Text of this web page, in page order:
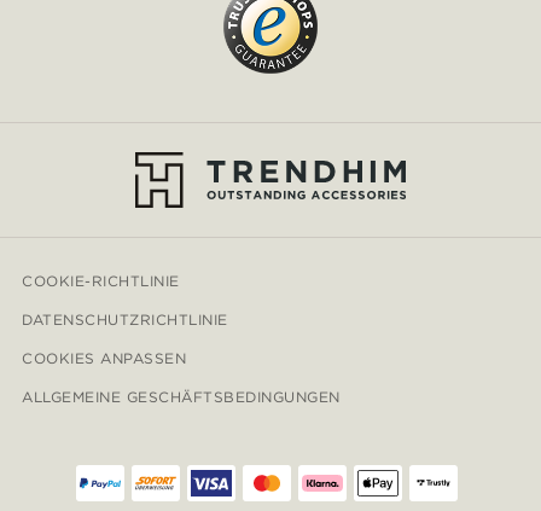
COOKIE-RICHTLINIE
DATENSCHUTZRICHTLINIE
COOKIES ANPASSEN
ALLGEMEINE GESCHÄFTSBEDINGUNGEN